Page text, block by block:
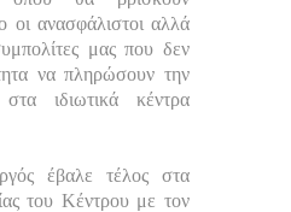
οι ανασφάλιστοι αλλά
μας που δεν
να πληρώσουν την
ιδιωτικά κέντρα
έβαλε τέλος στα
του Κέντρου με τον